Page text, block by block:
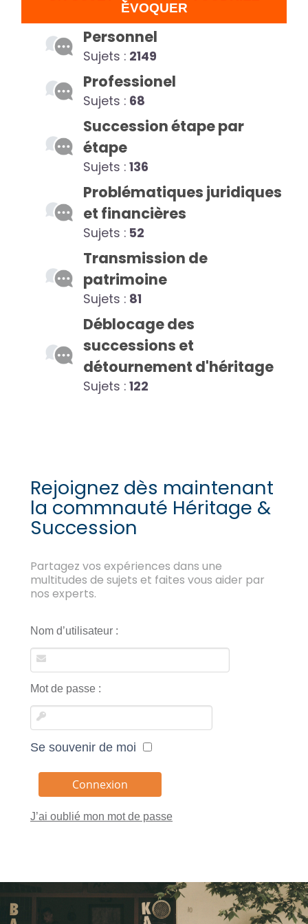
ÉVOQUER
Personnel
Sujets : 2149
Professionel
Sujets : 68
Succession étape par
étape
Sujets : 136
Problématiques juridiques
et financières
Sujets : 52
Transmission de
patrimoine
Sujets : 81
Déblocage des
successions et
détournement d'héritage
Sujets : 122
Rejoignez dès maintenant
la commnauté Héritage &
Succession
Partagez vos expériences dans une
multitudes de sujets et faites vous aider par
nos experts.
Nom d’utilisateur :
Mot de passe :
Se souvenir de moi
J’ai oublié mon mot de passe